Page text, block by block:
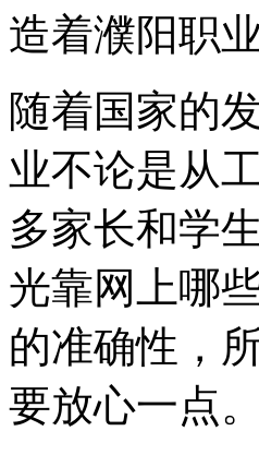
造着濮阳职
随着国家的
业不论是从
多家长和学
光靠网上哪
的准确性，
要放心一点。